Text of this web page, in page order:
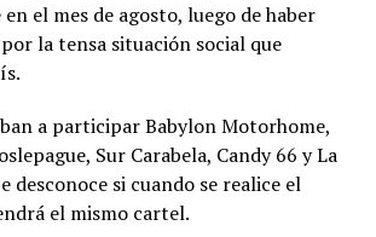
el mes de agosto, luego de haber
la tensa situación social que
a participar Babylon Motorhome,
Sur Carabela, Candy 66 y La
desconoce si cuando se realice el
el mismo cartel.